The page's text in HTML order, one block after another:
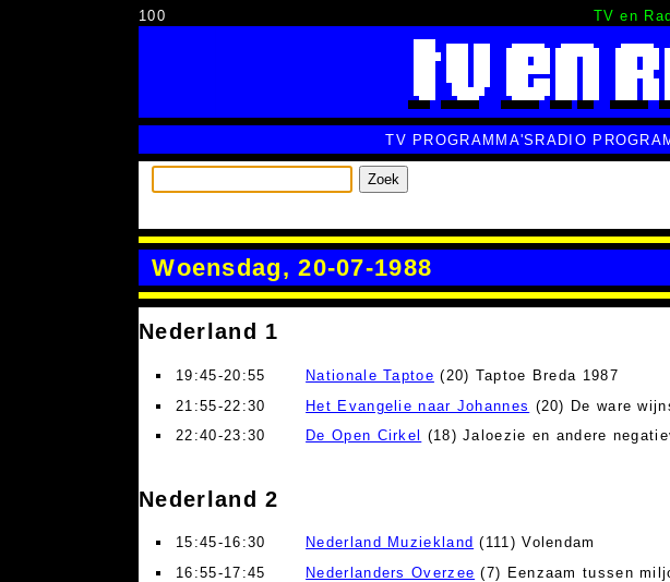
100 TV en
TV PROGRAMMA'S RADIO
Zoek
Woensdag, 20-07-1988
Nederland 1
19:45-20:55 Nationale Taptoe (20) Taptoe Breda 1987
21:55-22:30
Het Evangelie naar Johannes (20) De ware
22:40-23:30
De Open Cirkel (18) Jaloezie en andere
Nederland 2
15:45-16:30 Nederland Muziekland (111) Volendam
16:55-17:45
Nederlanders Overzee (7) Eenzaam tussen